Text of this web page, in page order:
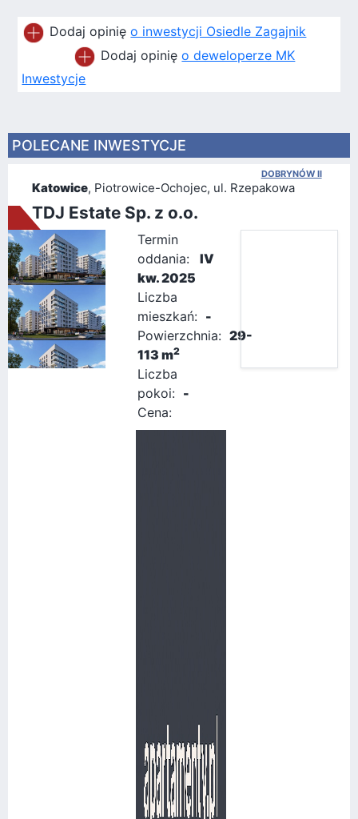
Dodaj opinięo inwestycji Osiedle Zagajnik
Dodaj opinięo deweloperze MK
Inwestycje
POLECANE INWESTYCJE
DOBRYNÓW II
Katowice, Piotrowice-Ochojec, ul. Rzepakowa
TDJ Estate Sp. z o.o.
Termin
oddania:
IV
kw. 2025
Liczba
mieszkań: -
Powierzchnia: 29-
113 m2
Liczba
pokoi: -
Cena: